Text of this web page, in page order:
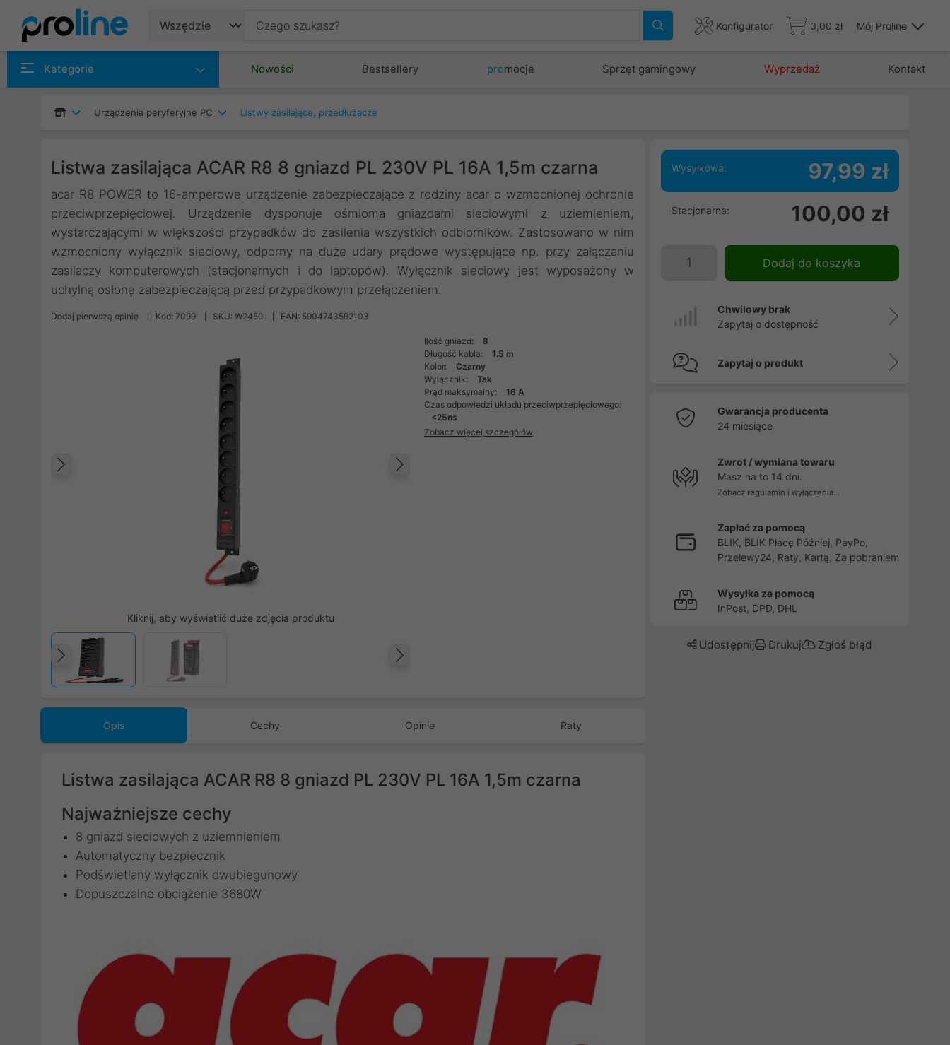
Konfigurator 0,00 zł Mój Proline
Kategorie Nowości Bestsellery promocje Sprzęt gamingowy Wyprzedaż Kontakt
Urządzenia peryferyjne PC Listwy zasilające, przedłużacze
Listwa zasilająca ACAR R8 8 gniazd PL 230V PL 16A 1,5m czarna
acar R8 POWER to 16-amperowe urządzenie zabezpieczające z rodziny acar o wzmocnionej ochronie
przeciwprzepięciowej. Urządzenie dysponuje ośmioma gniazdami sieciowymi z uziemieniem,
wystarczającymi w większości przypadków do zasilenia wszystkich odbiorników. Zastosowano w nim
wzmocniony wyłącznik sieciowy, odporny na duże udary prądowe występujące np. przy załączaniu
zasilaczy komputerowych (stacjonarnych i do laptopów). Wyłącznik sieciowy jest wyposażony w
uchylną osłonę zabezpieczającą przed przypadkowym przełączeniem.
Dodaj pierwszą opinię Kod: 7099 SKU: W2450 EAN: 5904743592103
Kliknij, aby wyświetlić duże zdjęcia produktu
Poprzedni
Ilość gniazd:
8
Długość kabla:
1.5 m
Kolor:
Czarny
Wyłącznik:
Tak
Prąd maksymalny:
16 A
Czas odpowiedzi układu przeciwprzepięciowego:
<25ns
Zobacz więcej szczegółów
Opis Cechy Opinie Raty
Listwa zasilająca ACAR R8 8 gniazd PL 230V PL 16A 1,5m czarna
Najważniejsze cechy
8 gniazd sieciowych z uziemnieniem
Automatyczny bezpiecznik
Podświetlany wyłącznik dwubiegunowy
Dopuszczalne obciążenie 3680W
Wysyłkowa: 97,99 zł
Stacjonarna: 100,00 zł
Dodaj do koszyka
Chwilowy brak
Zapytaj o dostępność
Zapytaj o produkt
Gwarancja producenta
24 miesiące
Zwrot / wymiana towaru
Masz na to 14 dni.
Zobacz regulamin i wyłączenia...
Zapłać za pomocą
BLIK, BLIK Płacę Później, PayPo,
Przelewy24, Raty, Kartą, Za pobraniem
Wysyłka za pomocą
InPost, DPD, DHL
Udostępnij Drukuj Zgłoś błąd